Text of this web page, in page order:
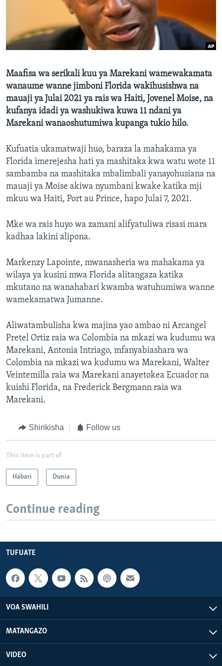
Maafisa wa serikali kuu ya Marekani wamewakamata
wanaume wanne jimboni Florida wakihusishwa na
mauaji ya Julai 2021 ya rais wa Haiti, Jovenel Moise, na
kufanya idadi ya washukiwa kuwa 11 ndani ya
Marekani wanaoshutumiwa kupanga tukio hilo.
Kufuatia ukamatwaji huo, baraza la mahakama ya
Florida imerejesha hati ya mashitaka kwa watu wote 11
sambamba na mashitaka mbalimbali yanayohusiana na
mauaji ya Moise akiwa nyumbani kwake katika mji
mkuu wa Haiti, Port au Prince, hapo Julai 7, 2021.
Mke wa rais huyo wa zamani alifyatuliwa risasi mara
kadhaa lakini alipona.
Markenzy Lapointe, mwanasheria wa mahakama ya
wilaya ya kusini mwa Florida alitangaza katika
mkutano na wanahabari kwamba watuhumiwa wanne
wamekamatwa Jumanne.
Aliwatambulisha kwa majina yao ambao ni Arcangel
Pretel Ortiz raia wa Colombia na mkazi wa kudumu wa
Marekani, Antonia Intriago, mfanyabiashara wa
Colombia na mkazi wa kudumu wa Marekani, Walter
Veintemilla raia wa Marekani anayetokea Ecuador na
kuishi Florida, na Frederick Bergmann raia wa
Marekani.
Shirikisha Follow us
This item is part of
Habari Dunia
Continue reading
TUFUATE
VOA SWAHILI
MATANGAZO
VIDEO